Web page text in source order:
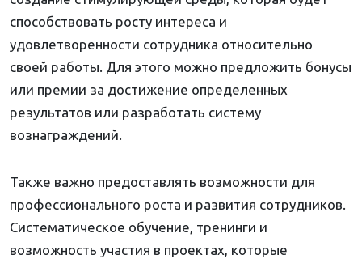
способствовать росту интереса и
удовлетворенности сотрудника относительно
своей работы. Для этого можно предложить бонусы
или премии за достижение определенных
результатов или разработать систему
вознаграждений.
Также важно предоставлять возможности для
профессионального роста и развития сотрудников.
Систематическое обучение, тренинги и
возможность участия в проектах, которые